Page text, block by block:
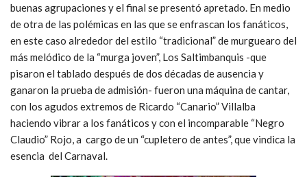
buenas agrupaciones y el final se presentó apretado. En medio
de otra de las polémicas en las que se enfrascan los fanáticos,
en este caso alrededor del estilo “tradicional” de murguearo del
más melódico de la “murga joven”, Los Saltimbanquis -que
pisaron el tablado después de dos décadas de ausencia y
ganaron la prueba de admisión- fueron una máquina de cantar,
con los agudos extremos de Ricardo “Canario” Villalba
haciendo vibrar a los fanáticos y con el incomparable “Negro
Claudio” Rojo, a cargo de un “cupletero de antes”, que vindica la
esencia del Carnaval.